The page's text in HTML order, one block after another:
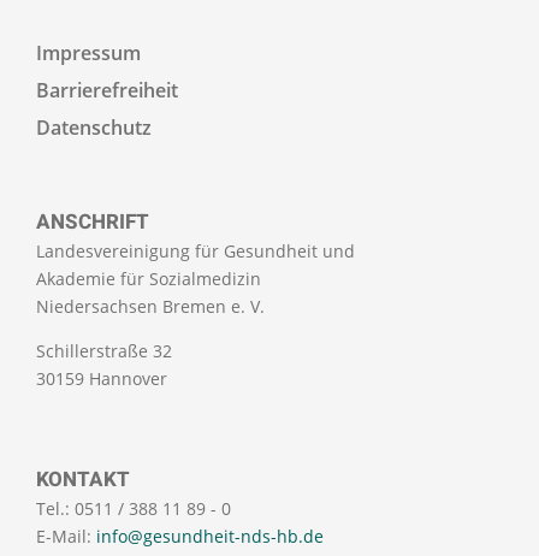
ANSCHRIFT
Landesvereinigung für Gesundheit und
Akademie für Sozialmedizin
Niedersachsen Bremen e. V.
Schillerstraße 32
30159 Hannover
KONTAKT
Tel.: 0511 / 388 11 89 - 0
E-Mail: info@gesundheit-nds-hb.de
Impressum
Barrierefreiheit
Datenschutz